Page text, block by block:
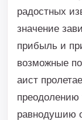
радостных
значение
прибыль и
возможные
аист
преодолению
равнодушию